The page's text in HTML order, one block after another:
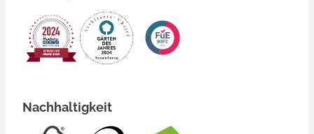
Nachhaltigkeit